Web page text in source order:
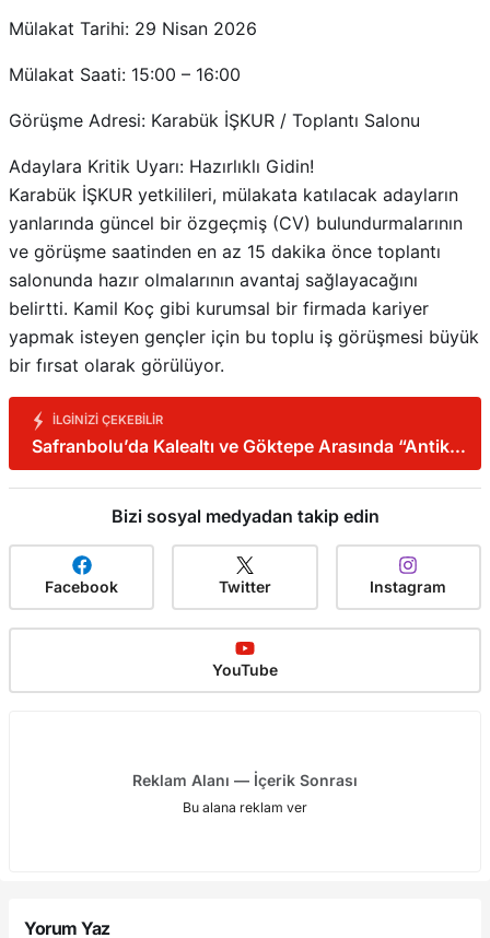
Mülakat Tarihi: 29 Nisan 2026
Mülakat Saati: 15:00 – 16:00
Görüşme Adresi: Karabük İŞKUR / Toplantı Salonu
Adaylara Kritik Uyarı: Hazırlıklı Gidin!
Karabük İŞKUR yetkilileri, mülakata katılacak adayların
yanlarında güncel bir özgeçmiş (CV) bulundurmalarının
ve görüşme saatinden en az 15 dakika önce toplantı
salonunda hazır olmalarının avantaj sağlayacağını
belirtti. Kamil Koç gibi kurumsal bir firmada kariyer
yapmak isteyen gençler için bu toplu iş görüşmesi büyük
bir fırsat olarak görülüyor.
İLGINIZI ÇEKEBILIR
Safranbolu’da Kalealtı ve Göktepe Arasında “Antik
Rota”
Bizi sosyal medyadan takip edin
Facebook Twitter Instagram
YouTube
Reklam Alanı — İçerik Sonrası
Bu alana reklam ver
Yorum Yaz